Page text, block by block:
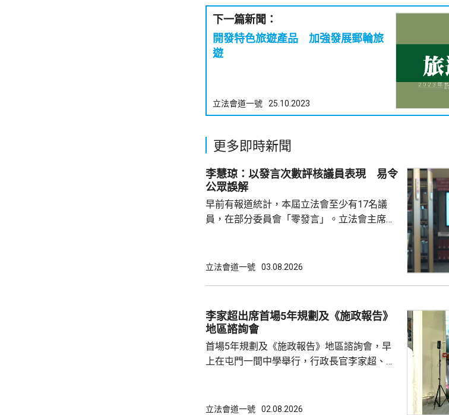
下一篇新聞：
開發特色旅遊產品 加強發展郵輪旅
遊
立法會道一號 25.10.2023
更多即時新聞
李慧琼：以發言次數評核議員表現 易令
公眾誤解
早前有報道統計，本屆立法會至少有17名議
員，在部分委員會「零發言」。立法會主席李
現的重要指標，會令公眾誤解部分議員表現。
寡基於不同考量，將每名議員視為獨立「發言
個體」統計，容易忽略立法會內部政黨分工，
認為分工是議會常態，可減少消耗議會寶貴
時...
立法會道一號 03.08.2026
李家超出席首場5年規劃及《施政報告》
地區諮詢會
首場5年規劃及《施政報告》地區諮詢會，早
上在屯門一間中學舉行，行政長官李家超、全
有意義，五年規劃是香港發展藍圖，提供方向
立法會道一號 02.08.2026